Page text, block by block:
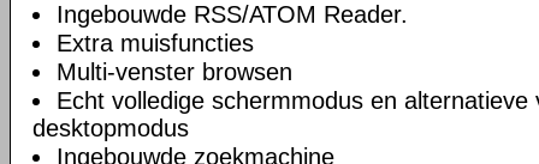
Ingebouwde RSS/ATOM Reader.
Extra muisfuncties
Multi-venster browsen
Echt volledige schermmodus en alternatieve
desktopmodus
Ingebouwde zoekmachine